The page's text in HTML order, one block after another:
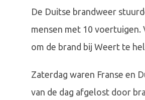
De Duitse brandweer
mensen met 10
om de brand bij Weert te
Zaterdag waren Franse en
van de dag afgelost door